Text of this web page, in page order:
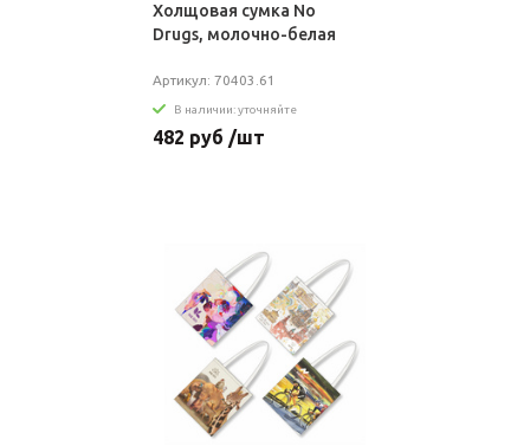
Холщовая сумка No
Drugs, молочно-белая
Артикул: 70403.61
В наличии: уточняйте
482 руб /шт